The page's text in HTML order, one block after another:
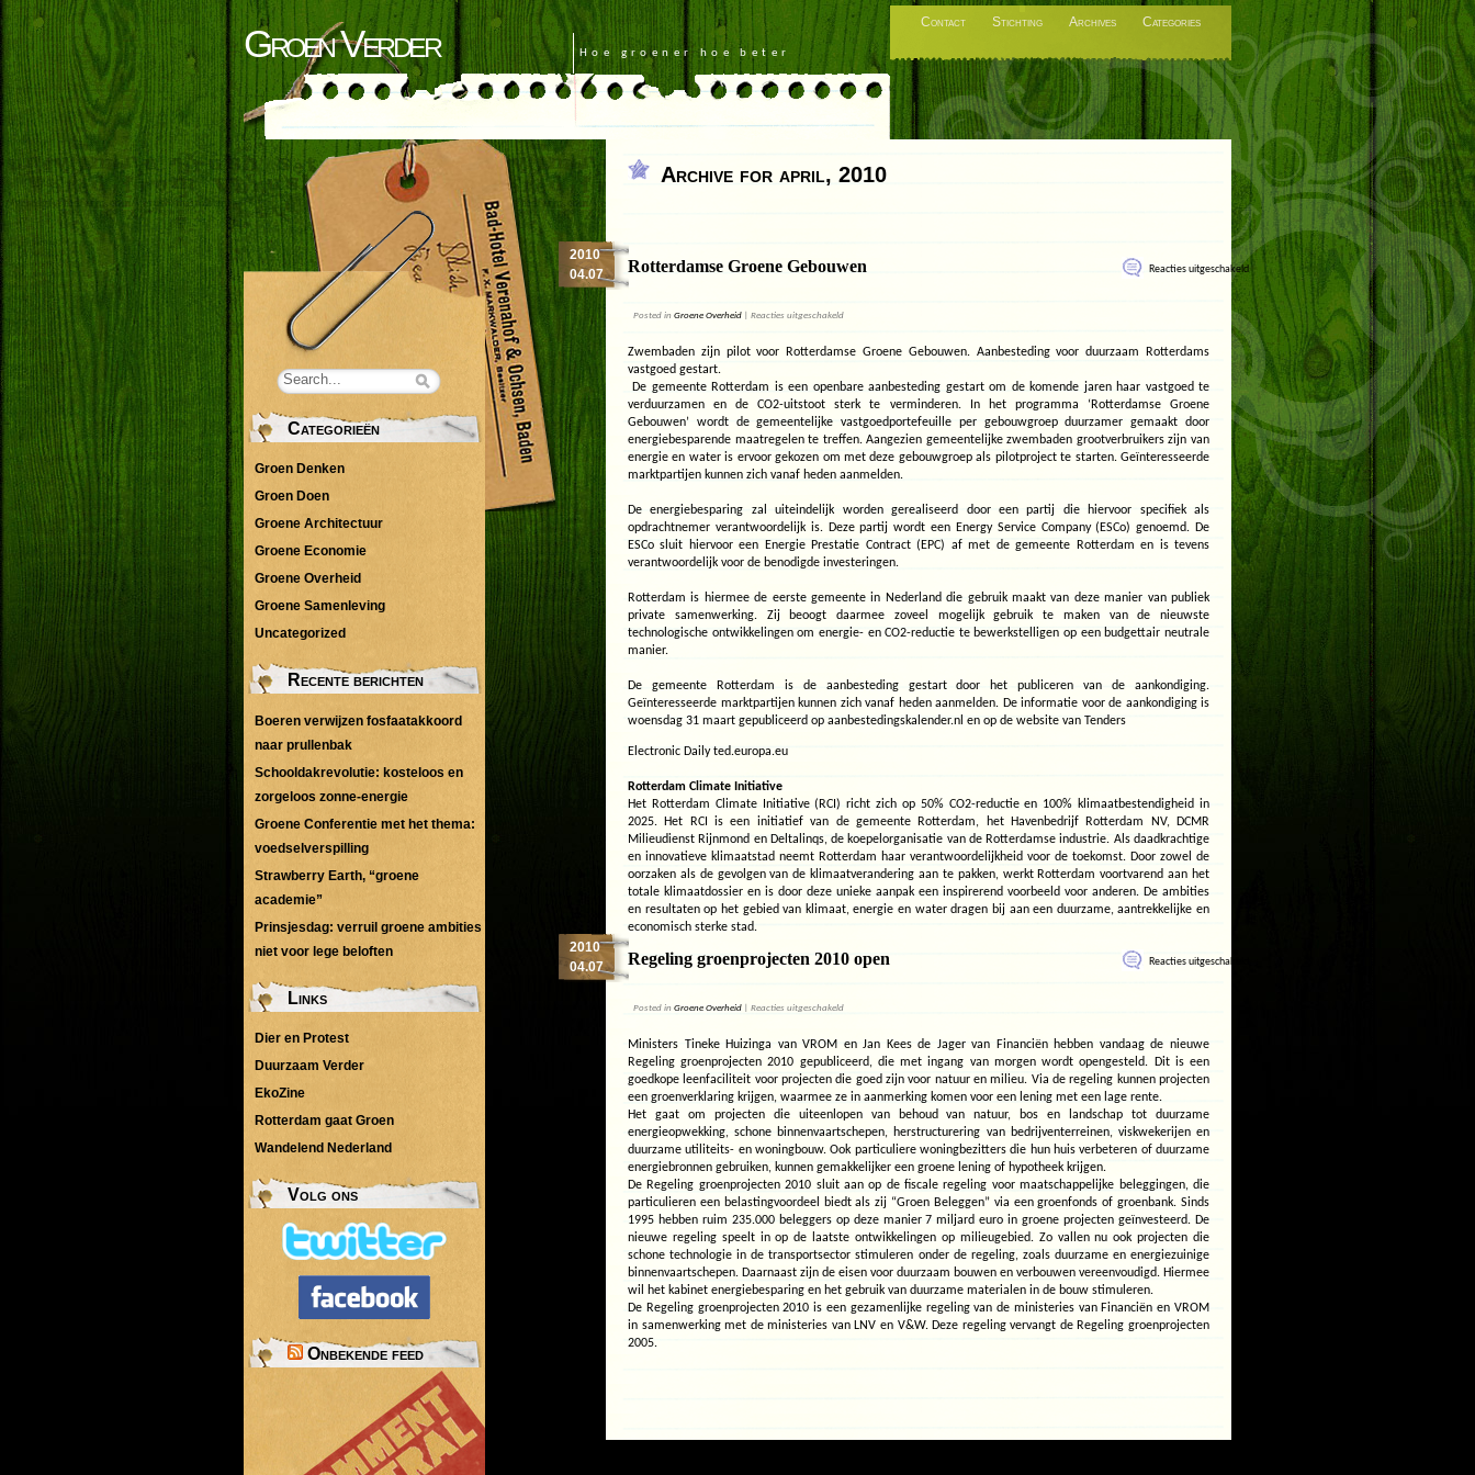
Contact Stichting Archives Categories
Groen Verder Hoe groener hoe beter
Archive for april, 2010
Reacties uitgeschakeldvoor
Rotterdamse
Groene
Gebouwen
Rotterdamse Groene Gebouwen
2010
04.07
Posted in Groene Overheid | Reacties uitgeschakeldvoor
Gebouwen
Zwembaden zijn pilot voor Rotterdamse Groene Gebouwen. Aanbesteding voor duurzaam Rotterdams
vastgoed gestart.
De gemeente Rotterdam is een openbare aanbesteding gestart om de komende jaren haar vastgoed te
verduurzamen en de CO2-uitstoot sterk te verminderen. In het programma ‘Rotterdamse Groene
Gebouwen’ wordt de gemeentelijke vastgoedportefeuille per gebouwgroep duurzamer gemaakt door
energiebesparende maatregelen te treffen. Aangezien gemeentelijke zwembaden grootverbruikers zijn van
energie en water is ervoor gekozen om met deze gebouwgroep als pilotproject te starten. Geïnteresseerde
marktpartijen kunnen zich vanaf heden aanmelden.
De energiebesparing zal uiteindelijk worden gerealiseerd door een partij die hiervoor specifiek als
opdrachtnemer verantwoordelijk is. Deze partij wordt een Energy Service Company (ESCo) genoemd. De
ESCo sluit hiervoor een Energie Prestatie Contract (EPC) af met de gemeente Rotterdam en is tevens
verantwoordelijk voor de benodigde investeringen.
Rotterdam is hiermee de eerste gemeente in Nederland die gebruik maakt van deze manier van publiek
private samenwerking. Zij beoogt daarmee zoveel mogelijk gebruik te maken van de nieuwste
technologische ontwikkelingen om energie- en CO2-reductie te bewerkstelligen op een budgettair neutrale
manier.
De gemeente Rotterdam is de aanbesteding gestart door het publiceren van de aankondiging.
Geïnteresseerde marktpartijen kunnen zich vanaf heden aanmelden. De informatie voor de aankondiging is
woensdag 31 maart gepubliceerd op aanbestedingskalender.nl en op de website van Tenders
Electronic Daily ted.europa.eu
Rotterdam Climate Initiative
Het Rotterdam Climate Initiative (RCI) richt zich op 50% CO2-reductie en 100% klimaatbestendigheid in
2025. Het RCI is een initiatief van de gemeente Rotterdam, het Havenbedrijf Rotterdam NV, DCMR
Milieudienst Rijnmond en Deltalinqs, de koepelorganisatie van de Rotterdamse industrie. Als daadkrachtige
en innovatieve klimaatstad neemt Rotterdam haar verantwoordelijkheid voor de toekomst. Door zowel de
oorzaken als de gevolgen van de klimaatverandering aan te pakken, werkt Rotterdam voortvarend aan het
totale klimaatdossier en is door deze unieke aanpak een inspirerend voorbeeld voor anderen. De ambities
en resultaten op het gebied van klimaat, energie en water dragen bij aan een duurzame, aantrekkelijke en
economisch sterke stad.
Reacties uitgeschakeld
Regeling groenprojecten 2010 open
2010
04.07
Posted in Groene Overheid | Reacties uitgeschakeldvoor
2010
Ministers Tineke Huizinga van VROM en Jan Kees de Jager van Financiën hebben vandaag de nieuwe
Regeling groenprojecten 2010 gepubliceerd, die met ingang van morgen wordt opengesteld. Dit is een
goedkope leenfaciliteit voor projecten die goed zijn voor natuur en milieu. Via de regeling kunnen projecten
een groenverklaring krijgen, waarmee ze in aanmerking komen voor een lening met een lage rente.
Het gaat om projecten die uiteenlopen van behoud van natuur, bos en landschap tot duurzame
energieopwekking, schone binnenvaartschepen, herstructurering van bedrijventerreinen, viskwekerijen en
duurzame utiliteits- en woningbouw. Ook particuliere woningbezitters die hun huis verbeteren of duurzame
energiebronnen gebruiken, kunnen gemakkelijker een groene lening of hypotheek krijgen.
De Regeling groenprojecten 2010 sluit aan op de fiscale regeling voor maatschappelijke beleggingen, die
particulieren een belastingvoordeel biedt als zij “Groen Beleggen” via een groenfonds of groenbank. Sinds
1995 hebben ruim 235.000 beleggers op deze manier 7 miljard euro in groene projecten geïnvesteerd. De
nieuwe regeling speelt in op de laatste ontwikkelingen op milieugebied. Zo vallen nu ook projecten die
schone technologie in de transportsector stimuleren onder de regeling, zoals duurzame en energiezuinige
binnenvaartschepen. Daarnaast zijn de eisen voor duurzaam bouwen en verbouwen vereenvoudigd. Hiermee
wil het kabinet energiebesparing en het gebruik van duurzame materialen in de bouw stimuleren.
De Regeling groenprojecten 2010 is een gezamenlijke regeling van de ministeries van Financiën en VROM
in samenwerking met de ministeries van LNV en V&W. Deze regeling vervangt de Regeling groenprojecten
2005.
Categorieën
Groen Denken
Groen Doen
Groene Architectuur
Groene Economie
Groene Overheid
Groene Samenleving
Uncategorized
Recente berichten
Boeren verwijzen fosfaatakkoord
naar prullenbak
Schooldakrevolutie: kosteloos en
zorgeloos zonne-energie
Groene Conferentie met het thema:
voedselverspilling
Strawberry Earth, “groene
academie”
Prinsjesdag: verruil groene ambities
niet voor lege beloften
Links
Dier en Protest
Duurzaam Verder
EkoZine
Rotterdam gaat Groen
Wandelend Nederland
Volg ons
Onbekende feed